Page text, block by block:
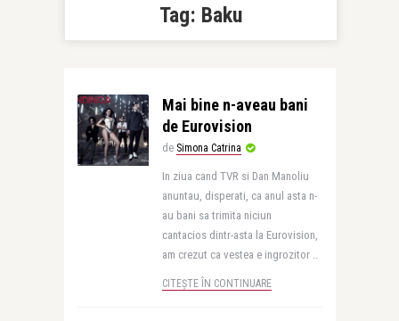
Tag: Baku
Mai bine n-aveau bani
de Eurovision
de Simona Catrina
In ziua cand TVR si Dan Manoliu
anuntau, disperati, ca anul asta n-
au bani sa trimita niciun
cantacios dintr-asta la Eurovision,
am crezut ca vestea e ingrozitor ..
CITEȘTE ÎN CONTINUARE